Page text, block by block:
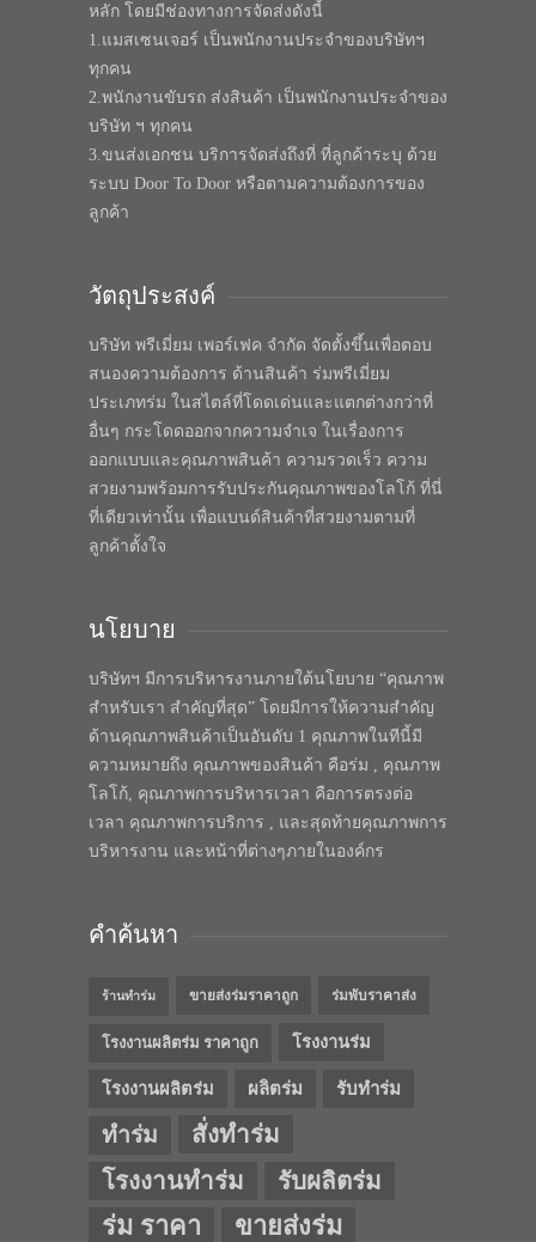
หลัก โดยมีช่องทางการจัดส่งดังนี้
1.แมสเซนเจอร์ เป็นพนักงานประจำของบริษัทฯ
ทุกคน
2.พนักงานขับรถ ส่งสินค้า เป็นพนักงานประจำของ
บริษัท ฯ ทุกคน
3.ขนส่งเอกชน บริการจัดส่งถึงที่ ที่ลูกค้าระบุ ด้วย
ระบบ Door To Door หรือตามความต้องการของ
ลูกค้า
วัตถุประสงค์
บริษัท พรีเมี่ยม เพอร์เฟค จำกัด จัดตั้งขึ้นเพื่อตอบ
สนองความต้องการ ด้านสินค้า ร่มพรีเมี่ยม
ประเภทร่ม ในสไตล์ที่โดดเด่นและแตกต่างกว่าที่
อื่นๆ กระโดดออกจากความจำเจ ในเรื่องการ
ออกแบบและคุณภาพสินค้า ความรวดเร็ว ความ
สวยงามพร้อมการรับประกันคุณภาพของโลโก้ ที่นี่
ที่เดียวเท่านั้น เพื่อแบนด์สินค้าที่สวยงามตามที่
ลูกค้าตั้งใจ
นโยบาย
บริษัทฯ มีการบริหารงานภายใต้นโยบาย “คุณภาพ
สำหรับเรา สำคัญที่สุด” โดยมีการให้ความสำคัญ
ด้านคุณภาพสินค้าเป็นอันดับ 1 คุณภาพในทีนี้มี
ความหมายถึง คุณภาพของสินค้า คือร่ม , คุณภาพ
โลโก้, คุณภาพการบริหารเวลา คือการตรงต่อ
เวลา คุณภาพการบริการ , และสุดท้ายคุณภาพการ
บริหารงาน และหน้าที่ต่างๆภายในองค์กร
คำค้นหา
ร้านทำร่ม ขายส่งร่มราคาถูก ร่มพับราคาส่ง
โรงงานผลิตร่ม ราคาถูก โรงงานร่ม
โรงงานผลิตร่ม ผลิตร่ม รับทำร่ม
ทำร่ม
สั่งทำร่ม
โรงงานทำร่ม
รับผลิตร่ม
ร่ม ราคา ขายส่งร่ม